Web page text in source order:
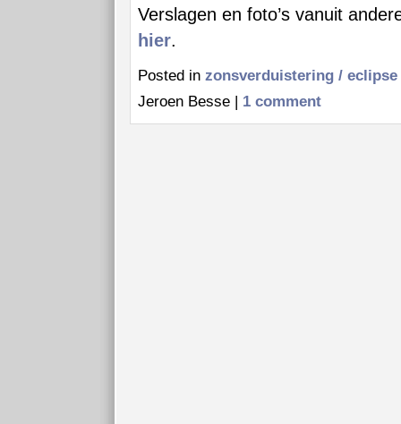
Verslagen en foto’s vanuit
hier.
Posted in zonsverduistering / eclipse
Jeroen Besse | 1 comment